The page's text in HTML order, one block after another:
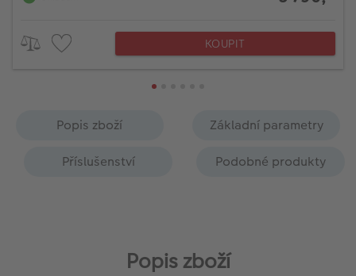
KOUPIT
Popis zboží
Základní parametry
Příslušenství
Podobné produkty
Popis zboží